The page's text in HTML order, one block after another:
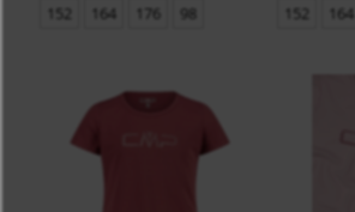
152
164 176 98
152
164